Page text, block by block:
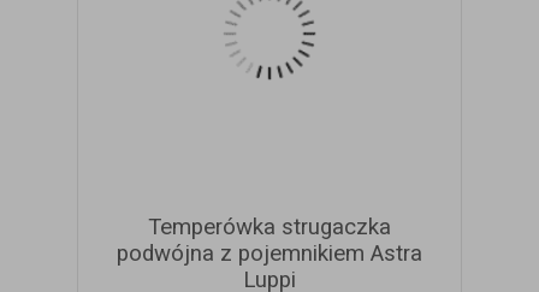
Temperówka strugaczka
podwójna z pojemnikiem Astra
Luppi